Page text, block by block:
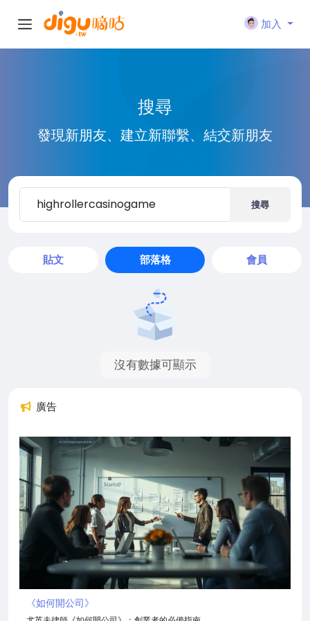
加入
搜尋
發現新朋友、建立新聯繫、結交新朋友
搜尋
貼文 部落格 會員
沒有數據可顯示
廣告
《如何開公司》